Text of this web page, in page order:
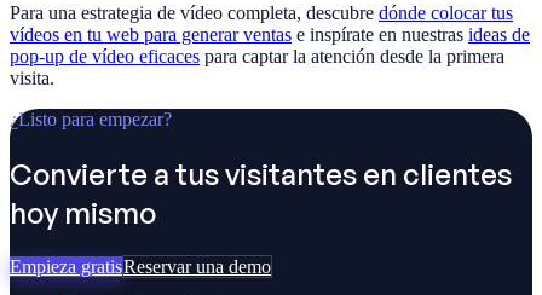
Para una estrategia de vídeo completa, descubre dónde colocar tus
vídeos en tu web para generar ventas e inspírate en nuestras ideas de
pop-up de vídeo eficaces para captar la atención desde la primera
visita.
¿Listo para empezar?
Convierte a tus visitantes en clientes
hoy mismo
Empieza gratisReservar una demo